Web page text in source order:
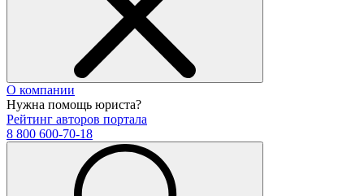
О компании
Нужна помощь юриста?
Рейтинг авторов портала
8 800 600-70-18